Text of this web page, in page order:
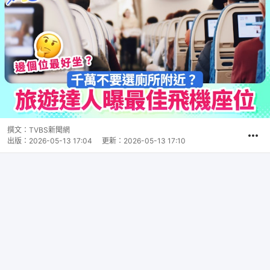
撰文： TVBS新聞網
出版： 2026-05-13 17:04 更新： 2026-05-13 17:10